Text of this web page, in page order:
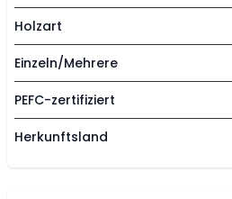
Holzart
Einzeln/Mehrere
PEFC-zertifiziert
Herkunftsland